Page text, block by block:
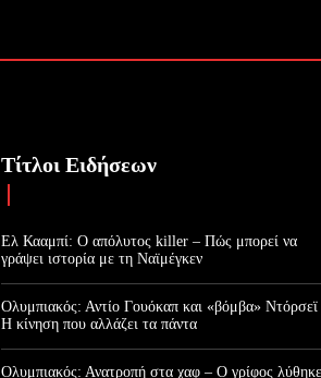
Τίτλοι Ειδήσεων
Ελ Κααμπί: Ο απόλυτος killer – Πώς μπορεί να
γράψει ιστορία με τη Ναϊμέγκεν
Ολυμπιακός: Αντίο Γουόκαπ και «βόμβα» Ντόρσεϊ
Η κίνηση που αλλάζει τα πάντα
Ολυμπιακός: Ανατροπή στα χαφ – Ο γρίφος